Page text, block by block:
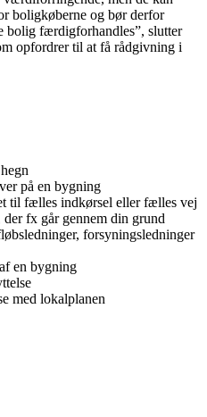
boligkøberne og bør derfor
bolig færdigforhandles”, slutter
opfordrer til at få rådgivning i
på en bygning
til fælles indkørsel eller fælles vej
fx går gennem din grund
forsyningsledninger
en bygning
med lokalplanen